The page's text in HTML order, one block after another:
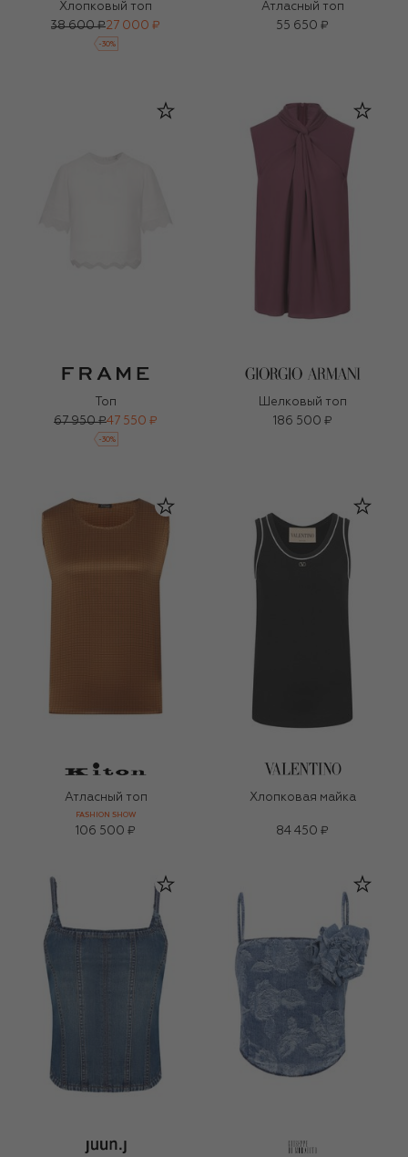
Хлопковый топ
38 600 ₽27 000 ₽
-30%
Атласный топ
55 650 ₽
Топ
67 950 ₽47 550 ₽
-30%
Шелковый топ
186 500 ₽
Атласный топ
FASHION SHOW
106 500 ₽
Хлопковая майка
84 450 ₽